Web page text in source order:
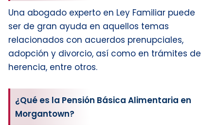
Una abogado experto en Ley Familiar puede
ser de gran ayuda en aquellos temas
relacionados con acuerdos prenupciales,
adopción y divorcio, así como en trámites de
herencia, entre otros.
¿Qué es la Pensión Básica Alimentaria en
Morgantown?